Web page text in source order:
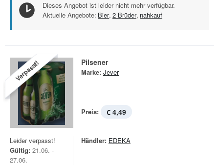
Dieses Angebot ist leider nicht mehr verfügbar.
Aktuelle Angebote: Bier, 2 Brüder, nahkauf
Verpasst! Pilsener
Marke: Jever
Preis: € 4,49
Leider verpasst!
Gültig: 21.06. -
27.06.
Händler: EDEKA